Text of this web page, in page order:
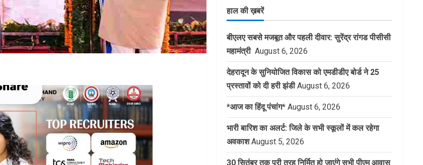
हाल की ख़बरें
बीएलए सबसे मजबूत और पहली दीवार: सुरेंद्र रांगड पीसीसी
महामंत्री August 6, 2026
देहरादून के सुनियोजित विकास को एमडीडीए बोर्ड ने 25
प्रस्तावों को दी हरी झंडी August 6, 2026
*आज का हिंदू पंचांग* August 6, 2026
भारी बारिश का अलर्ट: जिले के सभी स्कूलों में कल रहेगा
अवकाश August 5, 2026
30 सितंबर तक पूरी तरह निर्मित हो जाएंगे सभी पीएम आवास